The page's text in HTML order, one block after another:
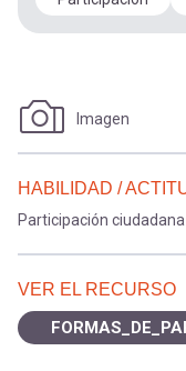
Imagen
HABILIDAD /
Participación ciudadana
VER EL RECURSO